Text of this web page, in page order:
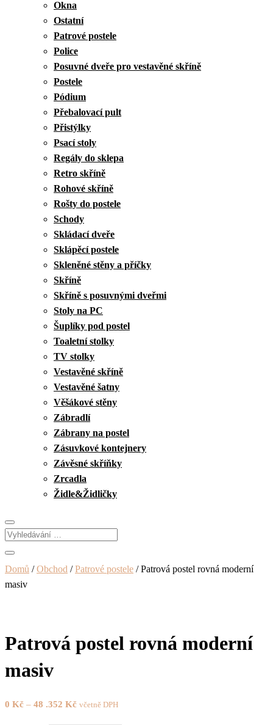
Okna
Ostatní
Patrové postele
Police
Posuvné dveře pro vestavěné skříně
Postele
Pódium
Přebalovací pult
Přistýlky
Psací stoly
Regály do sklepa
Retro skříně
Rohové skříně
Rošty do postele
Schody
Skládací dveře
Sklápěcí postele
Skleněné stěny a příčky
Skříně
Skříně s posuvnými dveřmi
Stoly na PC
Šuplíky pod postel
Toaletní stolky
TV stolky
Vestavěné skříně
Vestavěné šatny
Věšákové stěny
Zábradlí
Zábrany na postel
Zásuvkové kontejnery
Závěsné skříňky
Zrcadla
Židle&Židličky
Domů /Obchod /Patrové postele / Patrová postel rovná moderní
masiv
Patrová postel rovná moderní
masiv
0 Kč – 48 .352 Kč včetně DPH